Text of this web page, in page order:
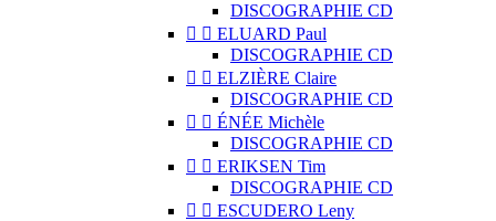
DISCOGRAPHIE CD
  ELUARD Paul
DISCOGRAPHIE CD
  ELZIÈRE Claire
DISCOGRAPHIE CD
  ÉNÉE Michèle
DISCOGRAPHIE CD
  ERIKSEN Tim
DISCOGRAPHIE CD
  ESCUDERO Leny